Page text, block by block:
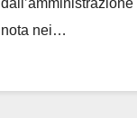
nota nei…